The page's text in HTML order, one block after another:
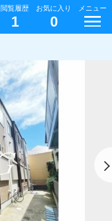
閲覧履歴
1
お気に入り
0
メニュー